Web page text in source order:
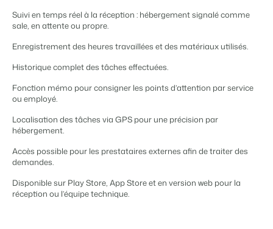
BEX Linguistique
Accueillez vos clients dans leur langue.
Marketing
Marketing en ligne
performance
Marketing Immobilier
Votre projet est vendu en un rien de temps
Booking Analytics
Trust Center
La confiance chez Booking Experts
À propos de nous
Service client
Trouvez votre nouveau job de rêve !
Contact
Contactez nous.
Contactez nos consultants
Prendre un RDV
Suivi en temps réel à la réception : hébergement signalé comme
sale, en attente ou propre.
Enregistrement des heures travaillées et des matériaux utilisés.
Historique complet des tâches effectuées.
Fonction mémo pour consigner les points d’attention par service
ou employé.
Localisation des tâches via GPS pour une précision par
hébergement.
Accès possible pour les prestataires externes afin de traiter des
demandes.
Disponible sur Play Store, App Store et en version web pour la
réception ou l’équipe technique.